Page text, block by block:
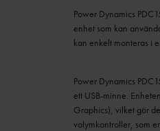
Power Dynamics
enhet som kan
kan enkelt monteras i
Power Dynamics
ett USB-minne.
Graphics), vilket gör
volymkontroller, som